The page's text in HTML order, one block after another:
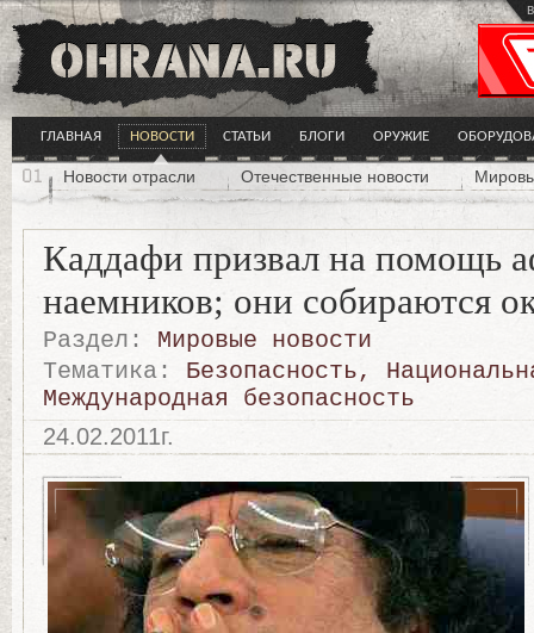
ГЛАВНАЯ НОВОСТИ СТАТЬИ БЛОГИ ОРУЖИЕ
Новости отрасли Отечественные новости
Каддафи призвал на помощь
наемников; они собираются
Раздел:
Мировые новости
Тематика:
Безопасность,
Международная безопасность
24.02.2011г.